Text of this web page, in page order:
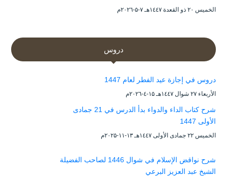
الخميس ۲۰ ذو القعدة ۱٤٤۷هـ ۷-۵-۲۰۲٦م
دروس
دروس في إجازة عيد الفطر لعام 1447
الأربعاء ۲۷ شوال ۱٤٤۷هـ ۱۵-٤-۲۰۲٦م
شرح كتاب الداء والدواء بدأ الدرس في 21 جمادى
الأولى 1447
الخميس ۲۲ جمادى الأولى ۱٤٤۷هـ ۱۳-۱۱-۲۰۲۵م
شرح نواقض الإسلام في شوال 1446 لصاحب الفضيلة
الشيخ عبد العزيز البرعي